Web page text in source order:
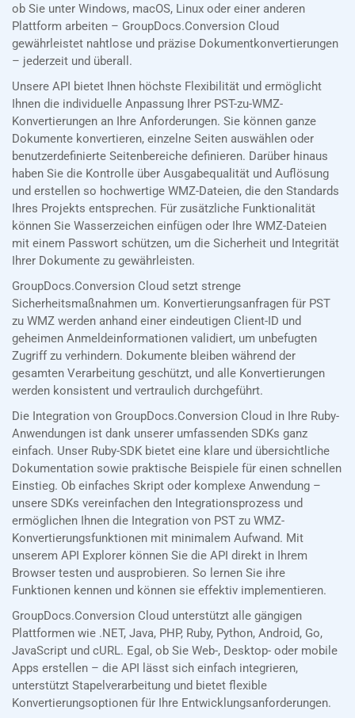
ob Sie unter Windows, macOS, Linux oder einer anderen
Plattform arbeiten – GroupDocs.Conversion Cloud
gewährleistet nahtlose und präzise Dokumentkonvertierungen
– jederzeit und überall.
Unsere API bietet Ihnen höchste Flexibilität und ermöglicht
Ihnen die individuelle Anpassung Ihrer PST-zu-WMZ-
Konvertierungen an Ihre Anforderungen. Sie können ganze
Dokumente konvertieren, einzelne Seiten auswählen oder
benutzerdefinierte Seitenbereiche definieren. Darüber hinaus
haben Sie die Kontrolle über Ausgabequalität und Auflösung
und erstellen so hochwertige WMZ-Dateien, die den Standards
Ihres Projekts entsprechen. Für zusätzliche Funktionalität
können Sie Wasserzeichen einfügen oder Ihre WMZ-Dateien
mit einem Passwort schützen, um die Sicherheit und Integrität
Ihrer Dokumente zu gewährleisten.
GroupDocs.Conversion Cloud setzt strenge
Sicherheitsmaßnahmen um. Konvertierungsanfragen für PST
zu WMZ werden anhand einer eindeutigen Client-ID und
geheimen Anmeldeinformationen validiert, um unbefugten
Zugriff zu verhindern. Dokumente bleiben während der
gesamten Verarbeitung geschützt, und alle Konvertierungen
werden konsistent und vertraulich durchgeführt.
Die Integration von GroupDocs.Conversion Cloud in Ihre Ruby-
Anwendungen ist dank unserer umfassenden SDKs ganz
einfach. Unser Ruby-SDK bietet eine klare und übersichtliche
Dokumentation sowie praktische Beispiele für einen schnellen
Einstieg. Ob einfaches Skript oder komplexe Anwendung –
unsere SDKs vereinfachen den Integrationsprozess und
ermöglichen Ihnen die Integration von PST zu WMZ-
Konvertierungsfunktionen mit minimalem Aufwand. Mit
unserem API Explorer können Sie die API direkt in Ihrem
Browser testen und ausprobieren. So lernen Sie ihre
Funktionen kennen und können sie effektiv implementieren.
GroupDocs.Conversion Cloud unterstützt alle gängigen
Plattformen wie .NET, Java, PHP, Ruby, Python, Android, Go,
JavaScript und cURL. Egal, ob Sie Web-, Desktop- oder mobile
Apps erstellen – die API lässt sich einfach integrieren,
unterstützt Stapelverarbeitung und bietet flexible
Konvertierungsoptionen für Ihre Entwicklungsanforderungen.